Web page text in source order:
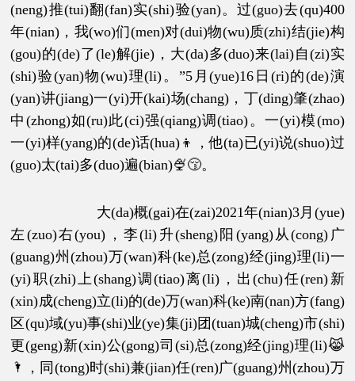
(neng)推(tui)翻(fan)实(shi)验(yan)。过(guo)去(qu)400
年(nian)，我(wo)们(men)对(dui)物(wu)质(zhi)结(jie)构
(gou)的(de)了(le)解(jie)，大(da)多(duo)来(lai)自(zi)实
(shi)验(yan)物(wu)理(li)。”5月(yue)16日(ri)的(de)演
(yan)讲(jiang)一(yi)开(kai)场(chang)，丁(ding)肇(zhao)
中(zhong)如(ru)此(ci)强(qiang)调(tiao)。一(yi)模(mo)
一(yi)样(yang)的(de)话(hua)👦，他(ta)已(yi)说(shuo)过
(guo)太(tai)多(duo)遍(bian)🍨😚。
大(da)概(gai)在(zai)2021年(nian)3月(yue)
左(zuo)右(you)，李(li)升(sheng)阳(yang)从(cong)广
(guang)州(zhou)万(wan)科(ke)总(zong)经(jing)理(li)一
(yi)职(zhi)上(shang)调(tiao)离(li)，出(chu)任(ren)新
(xin)成(cheng)立(li)的(de)万(wan)科(ke)南(nan)方(fang)
区(qu)域(yu)事(shi)业(ye)集(ji)团(tuan)城(cheng)市(shi)
更(geng)新(xin)公(gong)司(si)总(zong)经(jing)理(li)😹
🌂，同(tong)时(shi)兼(jian)任(ren)广(guang)州(zhou)万